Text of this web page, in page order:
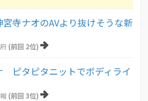
寺ナオのAVより抜けそうな新
(前回 2位)
ピタピタニットでボディライ
(前回 3位)